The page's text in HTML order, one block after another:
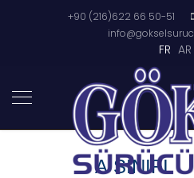
+90 (216)622 66 50-51
FR AR
A SINIFI